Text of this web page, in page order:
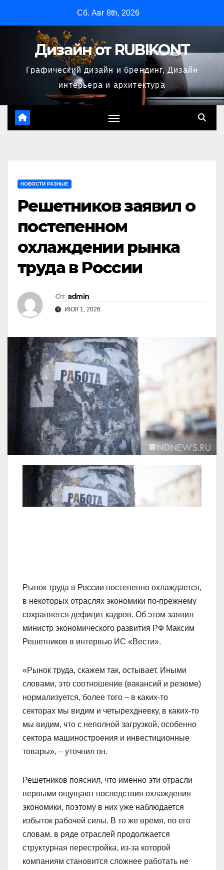
содержимому
Сб. Авг 8th, 2026
Дизайн от RUBIKONT
Графический дизайн и брендинг, Дизайн
интерьера и архитектура
НОВОСТИ РАЗНЫЕ
Решетников заявил о
постепенном
охлаждении рынка
труда в России
От admin
ИЮЛ 1, 2026
Рынок труда в России постепенно охлаждается,
в некоторых отраслях экономики по-прежнему
сохраняется дефицит кадров. Об этом заявил
министр экономического развития РФ Максим
Решетников в интервью ИС «Вести».
«Рынок труда, скажем так, остывает. Иными
словами, это соотношение (вакансий и резюме)
нормализуется, более того – в каких-то
секторах мы видим и четырехдневку, в каких-то
мы видим, что с неполной загрузкой, особенно
сектора машиностроения и инвестиционные
товары», – уточнил он.
Решетников пояснил, что именно эти отрасли
первыми ощущают последствия охлаждения
экономики, поэтому в них уже наблюдается
избыток рабочей силы. В то же время, по его
словам, в ряде отраслей продолжается
структурная перестройка, из-за которой
компаниям становится сложнее работать не